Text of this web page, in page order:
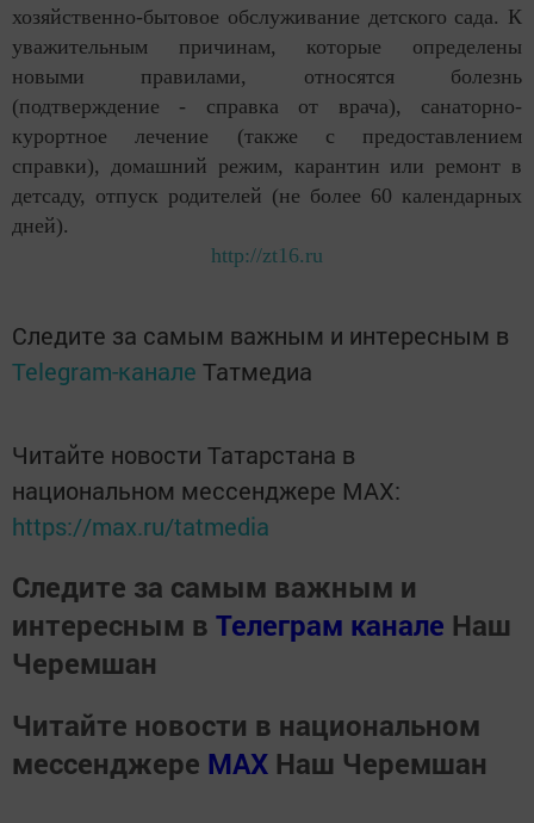
хозяйственно-бытовое обслуживание детского сада. К
уважительным причинам, которые определены
новыми правилами, относятся болезнь
(подтверждение - справка от врача), санаторно-
курортное лечение (также с предоставлением
справки), домашний режим, карантин или ремонт в
детсаду, отпуск родителей (не более 60 календарных
дней).
http://zt16.ru
Следите за самым важным и интересным в
Telegram-канале Татмедиа
Читайте новости Татарстана в
национальном мессенджере MАХ:
https://max.ru/tatmedia
Следите за самым важным и
интересным в Телеграм канале Наш
Черемшан
Читайте новости в национальном
мессенджере MАХ Наш Черемшан